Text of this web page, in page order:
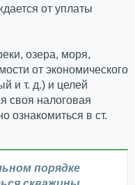
от уплаты
озера, моря,
от экономического
и т. д.) и целей
своя налоговая
ознакомиться в ст.
порядке